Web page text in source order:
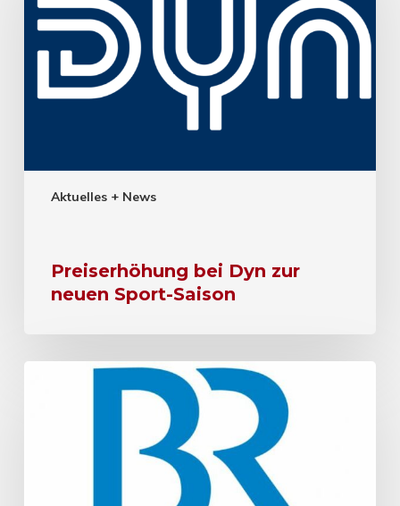
Aktuelles + News
Preiserhöhung bei Dyn zur
neuen Sport-Saison